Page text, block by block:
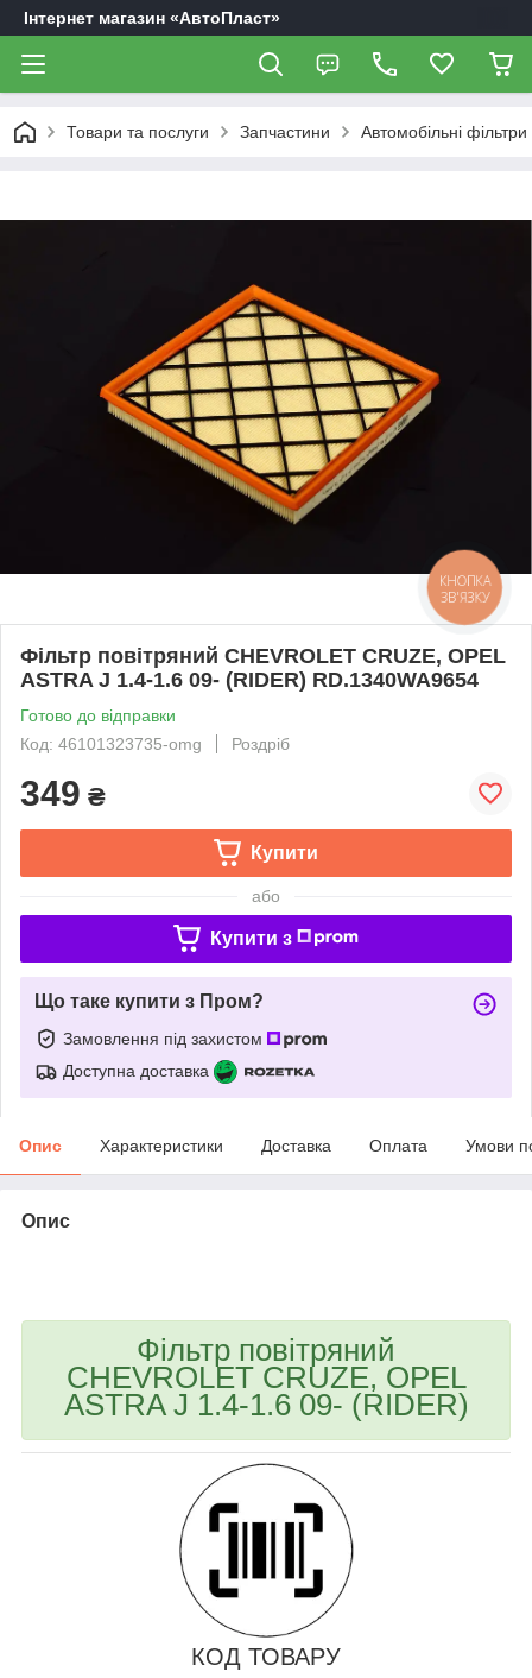
Інтернет магазин «АвтоПласт»
Товари та послуги Запчастини Автомобільні фільтри
Фільтр повітряний CHEVROLET CRUZE, OPEL
ASTRA J 1.4-1.6 09- (RIDER) RD.1340WA9654
Готово до відправки
Код: 46101323735-omg
Роздріб
349 ₴
Купити
або
Купити з
Що таке купити з Пром?
Замовлення під захистом
Доступна доставка
Опис Характеристики Доставка Оплата Умови
Опис
Фільтр повітряний
CHEVROLET CRUZE, OPEL
ASTRA J 1.4-1.6 09- (RIDER)
КОД ТОВАРУ
КНОПКА
ЗВ'ЯЗКУ